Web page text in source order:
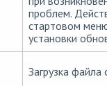
проблем.
стартовом
установки
Загрузка